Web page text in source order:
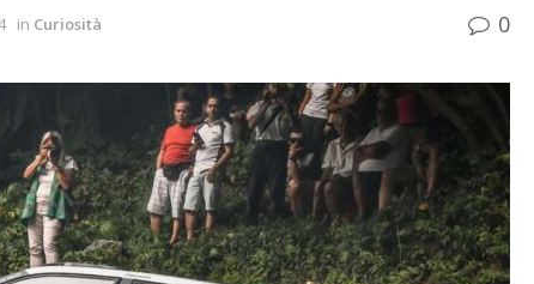
in Curiosità 0